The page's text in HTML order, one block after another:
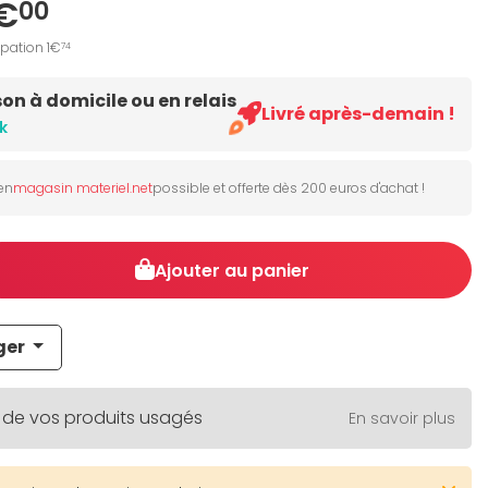
00
1€74
à domicile ou en relais
Livré après-demain !
magasin materiel.netpossible et offerte dès 200 euros d'achat !
Ajouter au panier
de vos produits usagés En savoir plus